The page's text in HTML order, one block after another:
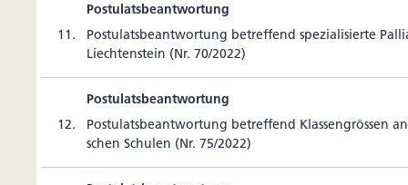
Postulatsbeantwortung
11.
Postu­lats­be­ant­wor­tung betref­fend spe­zia­li­sierte
Liech­tens­tein (Nr. 70/2022)
Postulatsbeantwortung
12.
Postu­lats­be­ant­wor­tung betref­fend Klas­sen­grössen
schen Schulen (Nr. 75/2022)